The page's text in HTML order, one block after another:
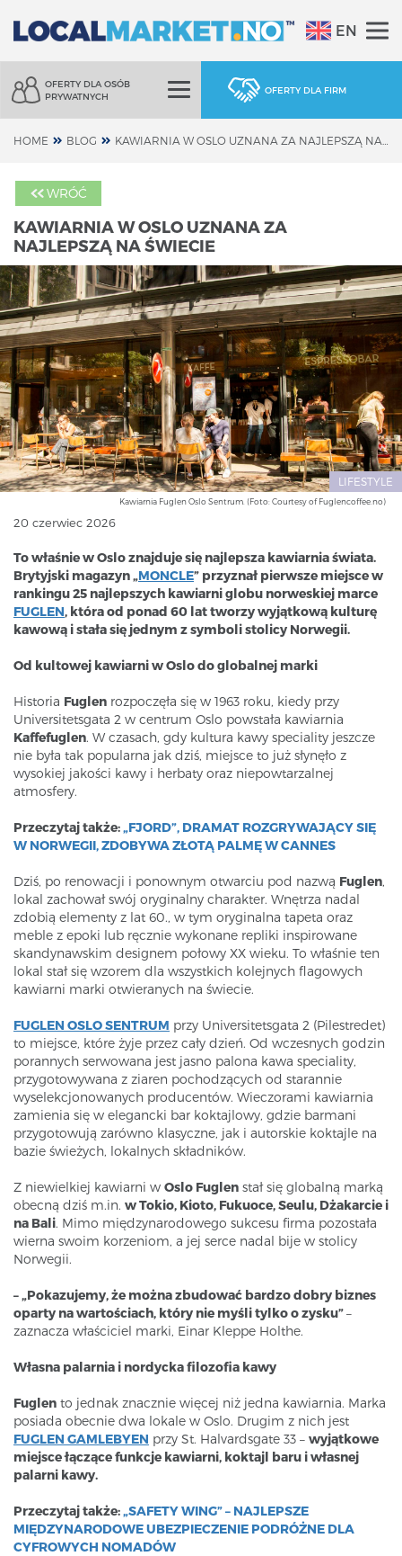
EN
OFERTY DLA OSÓB
PRYWATNYCH
OFERTY DLA FIRM
HOME BLOG
WRÓĆ
KAWIARNIA W OSLO UZNANA ZA
NAJLEPSZĄ NA ŚWIECIE
LIFESTYLE
Kawiarnia Fuglen Oslo Sentrum. (Foto: Courtesy of Fuglencoffee.no)
20 czerwiec 2026
To właśnie w Oslo znajduje się najlepsza kawiarnia świata.
Brytyjski magazyn „MONCLE” przyznał pierwsze miejsce w
rankingu 25 najlepszych kawiarni globu norweskiej marce
FUGLEN, która od ponad 60 lat tworzy wyjątkową kulturę
kawową i stała się jednym z symboli stolicy Norwegii.
Od kultowej kawiarni w Oslo do globalnej marki
Historia Fuglen rozpoczęła się w 1963 roku, kiedy przy
Universitetsgata 2 w centrum Oslo powstała kawiarnia
Kaffefuglen. W czasach, gdy kultura kawy speciality jeszcze
nie była tak popularna jak dziś, miejsce to już słynęło z
wysokiej jakości kawy i herbaty oraz niepowtarzalnej
atmosfery.
Przeczytaj także:„FJORD”, DRAMAT ROZGRYWAJĄCY SIĘ
W NORWEGII, ZDOBYWA ZŁOTĄ PALMĘ W CANNES
Dziś, po renowacji i ponownym otwarciu pod nazwą Fuglen,
lokal zachował swój oryginalny charakter. Wnętrza nadal
zdobią elementy z lat 60., w tym oryginalna tapeta oraz
meble z epoki lub ręcznie wykonane repliki inspirowane
skandynawskim designem połowy XX wieku. To właśnie ten
lokal stał się wzorem dla wszystkich kolejnych flagowych
kawiarni marki otwieranych na świecie.
FUGLEN OSLO SENTRUM przy Universitetsgata 2 (Pilestredet)
to miejsce, które żyje przez cały dzień. Od wczesnych godzin
porannych serwowana jest jasno palona kawa speciality,
przygotowywana z ziaren pochodzących od starannie
wyselekcjonowanych producentów. Wieczorami kawiarnia
zamienia się w elegancki bar koktajlowy, gdzie barmani
przygotowują zarówno klasyczne, jak i autorskie koktajle na
bazie świeżych, lokalnych składników.
Z niewielkiej kawiarni w Oslo Fuglen stał się globalną marką
obecną dziś m.in. w Tokio, Kioto, Fukuoce, Seulu, Dżakarcie i
na Bali. Mimo międzynarodowego sukcesu firma pozostała
wierna swoim korzeniom, a jej serce nadal bije w stolicy
Norwegii.
– „Pokazujemy, że można zbudować bardzo dobry biznes
oparty na wartościach, który nie myśli tylko o zysku”–
zaznacza właściciel marki, Einar Kleppe Holthe.
Własna palarnia i nordycka filozofia kawy
Fuglen to jednak znacznie więcej niż jedna kawiarnia. Marka
posiada obecnie dwa lokale w Oslo. Drugim z nich jest
FUGLEN GAMLEBYEN przy St. Halvardsgate 33 – wyjątkowe
miejsce łączące funkcje kawiarni, koktajl baru i własnej
palarni kawy.
Przeczytaj także:„SAFETY WING” – NAJLEPSZE
MIĘDZYNARODOWE UBEZPIECZENIE PODRÓŻNE DLA
CYFROWYCH NOMADÓW